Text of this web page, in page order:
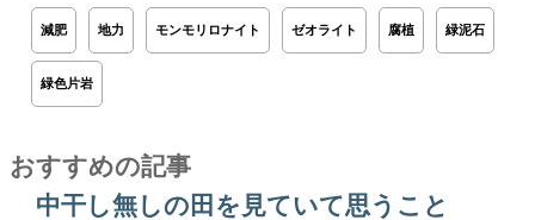
減肥 地力 モンモリロナイト ゼオライト 腐植 緑泥石
緑色片岩
おすすめの記事
中干し無しの田を見ていて思うこと